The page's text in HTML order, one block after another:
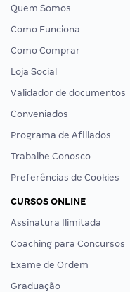
Quem Somos
Como Funciona
Como Comprar
Loja Social
Validador de documentos
Conveniados
Programa de Afiliados
Trabalhe Conosco
Preferências de Cookies
CURSOS ONLINE
Assinatura Ilimitada
Coaching para Concursos
Exame de Ordem
Graduação